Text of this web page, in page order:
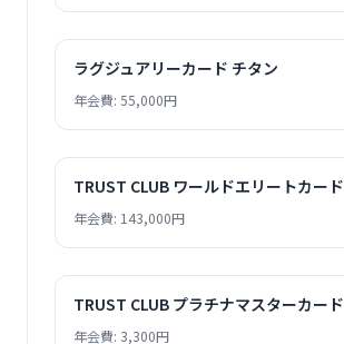
ラグジュアリーカード チタン
年会費: 55,000円
TRUST CLUB ワールドエリートカード
年会費: 143,000円
TRUST CLUB プラチナマスターカード
年会費: 3,300円